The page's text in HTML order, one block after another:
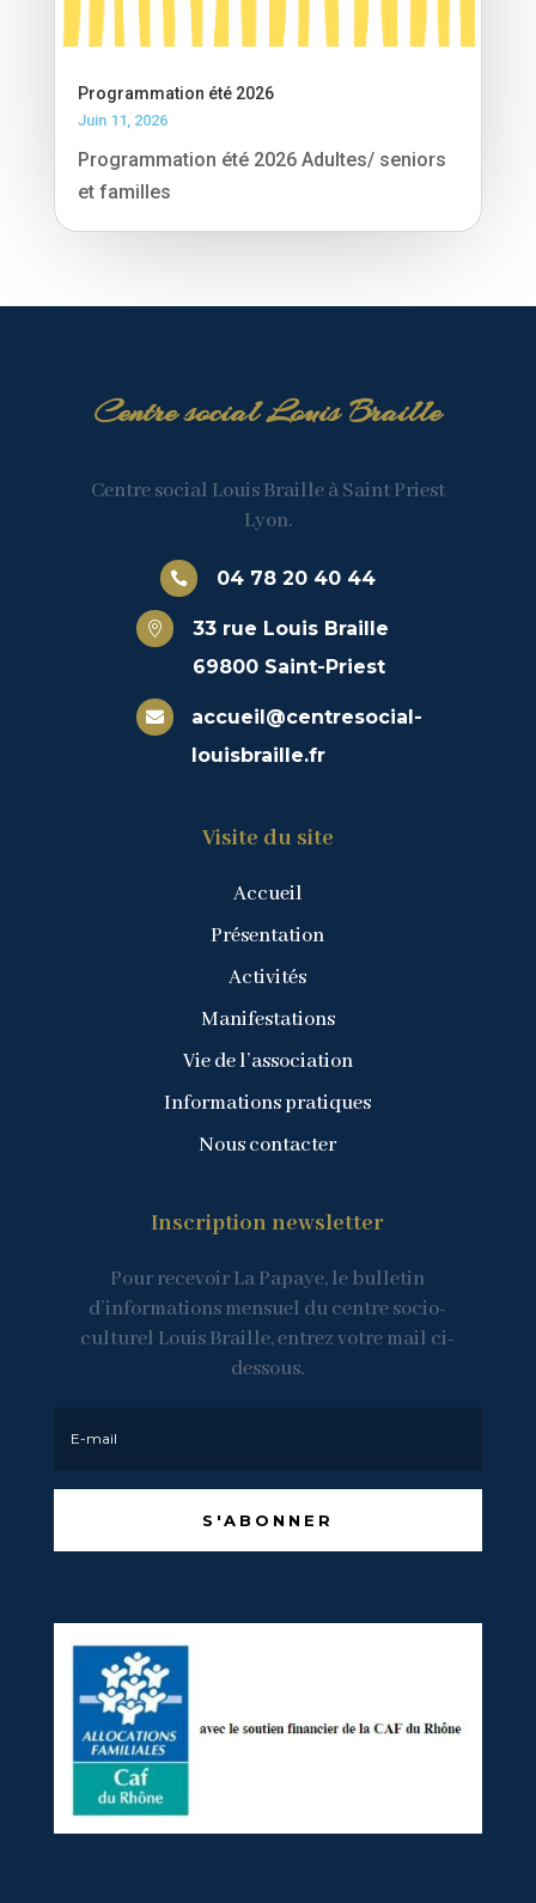
Programmation été 2026
Juin 11, 2026
Programmation été 2026 Adultes/ seniors
et familles
Centre social Louis Braille
Centre social Louis Braille à Saint Priest
Lyon.
 04 78 20 40 44

33 rue Louis Braille
69800 Saint-Priest

accueil@centresocial-
louisbraille.fr
Visite du site
Accueil
Présentation
Activités
Manifestations
Vie de l’association
Informations pratiques
Nous contacter
Inscription newsletter
Pour recevoir La Papaye, le bulletin
d’informations mensuel du centre socio-
culturel Louis Braille, entrez votre mail ci-
dessous.
S'ABONNER